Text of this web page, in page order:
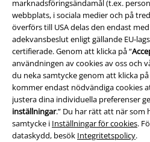
marknadsföringsändamål (t.ex.
webbplats, i sociala medier och på
överförs till USA delas den endast
adekvansbeslut enligt gällande EU-
certifierade. Genom att klicka på “
användningen av cookies av oss och
du neka samtycke genom att klicka på
kommer endast nödvändiga cookies
justera dina individuella preferenser
inställningar.” Du har rätt att när som
samtycke i Inställningar för cookies.
dataskydd, besök Integritetspolicy.
Villkor
Om oss
Ladda ner villkoren
Avfallshantering och miljöskydd
Försäkran om överensstämmelse